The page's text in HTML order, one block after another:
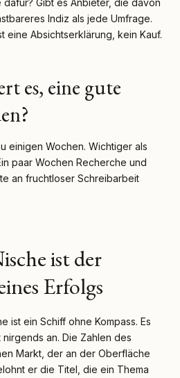
Indiz als jede Umfrage.
eine Absichtserklärung, kein Kauf.
es, eine gute
einigen Wochen. Wichtiger als
paar Wochen Recherche und
an fruchtloser Schreibarbeit
ist der
Erfolgs
ist ein Schiff ohne Kompass. Es
an. Die Zahlen des
Markt, der an der Oberfläche
er die Titel, die ein Thema